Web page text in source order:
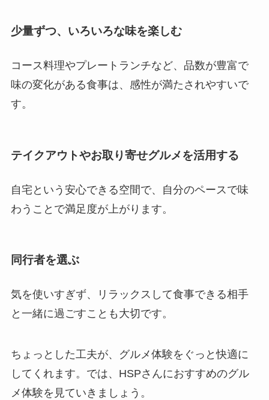
少量ずつ、いろいろな味を楽しむ
コース料理やプレートランチなど、品数が豊富で
味の変化がある食事は、感性が満たされやすいで
す。
テイクアウトやお取り寄せグルメを活用する
自宅という安心できる空間で、自分のペースで味
わうことで満足度が上がります。
同行者を選ぶ
気を使いすぎず、リラックスして食事できる相手
と一緒に過ごすことも大切です。
ちょっとした工夫が、グルメ体験をぐっと快適に
してくれます。では、HSPさんにおすすめのグル
メ体験を見ていきましょう。